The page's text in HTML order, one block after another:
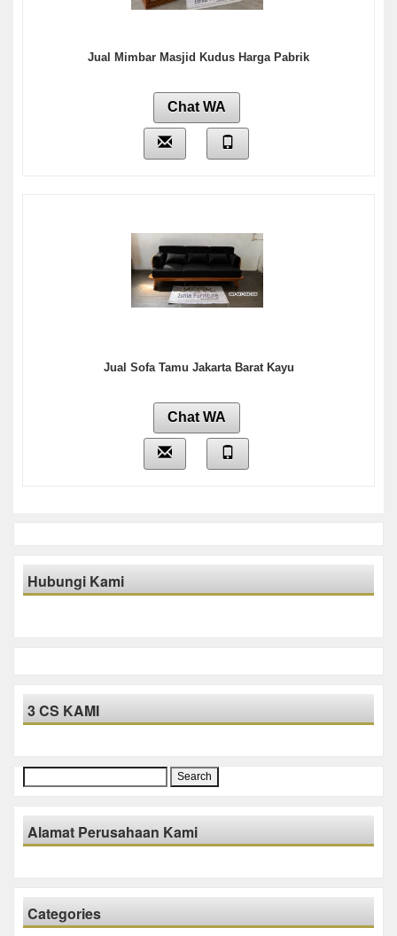
Jual Mimbar Masjid Kudus Harga Pabrik
Chat WA
Jual Sofa Tamu Jakarta Barat Kayu
Chat WA
Hubungi Kami
3 CS KAMI
for:
Alamat Perusahaan Kami
Categories